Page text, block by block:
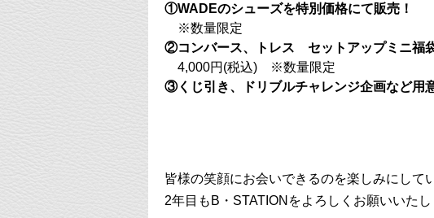
①WADEのシューズを特別価格にて販売！
※数量限定
②コンバース、トレス セットアップミニ福
4,000円(税込) ※数量限定
③くじ引き、ドリブルチャレンジ企画など用
皆様の笑顔にお会いできるのを楽しみにして
2年目もB・STATIONをよろしくお願いいたし